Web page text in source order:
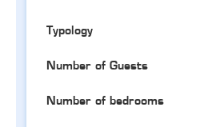
Typology
Number of Guests
Number of bedrooms